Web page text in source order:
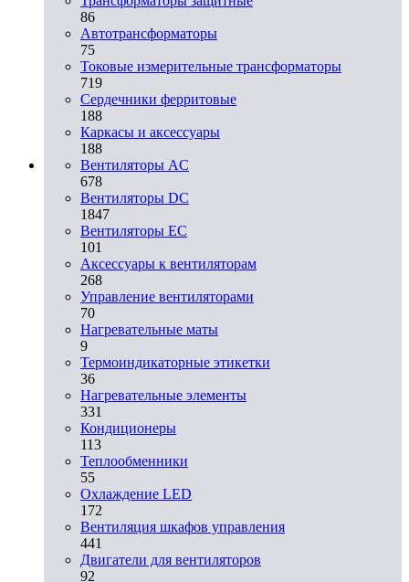
86
Автотрансформаторы
75
Токовые измерительные трансформаторы
719
Сердечники ферритовые
188
Каркасы и аксессуары
188
Вентиляторы AC
678
Вентиляторы DC
1847
Вентиляторы EC
101
Аксессуары к вентиляторам
268
Управление вентиляторами
70
Нагревательные маты
9
Термоиндикаторные этикетки
36
Нагревательные элементы
331
Кондиционеры
113
Теплообменники
55
Охлаждение LED
172
Вентиляция шкафов управления
441
Двигатели для вентиляторов
92